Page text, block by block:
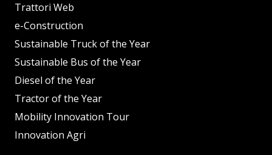
Trattori Web
e-Construction
Sustainable Truck of the Year
Sustainable Bus of the Year
Diesel of the Year
Tractor of the Year
Mobility Innovation Tour
Innovation Agri